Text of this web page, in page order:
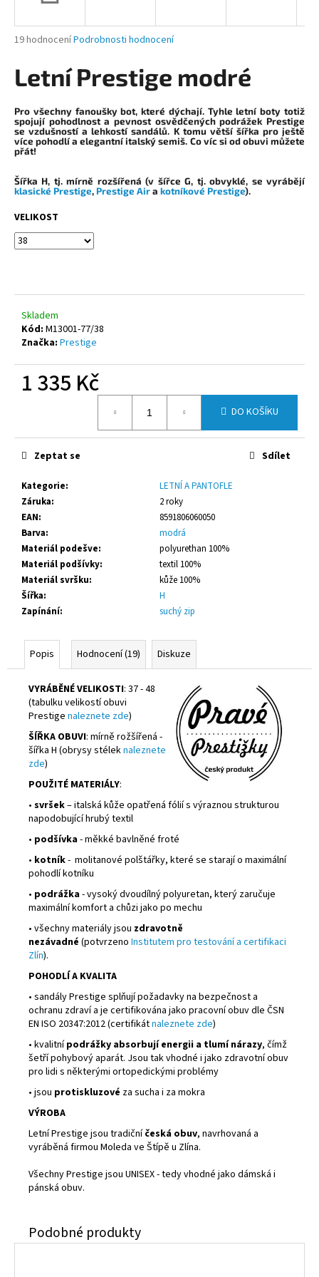
Průměrné
produktu
je
z
5
hvězdiček.
19 hodnoceníPodrobnosti hodnocení
Letní Prestige modré
Pro všechny fanoušky bot, které dýchají. Tyhle letní boty totiž
spojují pohodlnost a pevnost osvědčených podrážek Prestige
se vzdušností a lehkostí sandálů. K tomu větší šířka pro ještě
více pohodlí a elegantní italský semiš. Co víc si od obuvi můžete
přát!
Šířka H, tj. mírně rozšířená (v šířce G, tj. obvyklé, se vyrábějí
klasické Prestige, Prestige Aira kotníkové Prestige).
VELIKOST
Skladem
Kód: M13001-77/38
Značka: Prestige
1 335 Kč
DO KOŠÍKU
Kategorie:
LETNÍ A PANTOFLE
Záruka:
2 roky
EAN:
8591806060050
Barva:
modrá
Materiál podešve:
polyurethan 100%
Materiál podšívky:
textil 100%
Materiál svršku:
kůže 100%
Šířka:
H
Zapínání: suchý zip
Zeptat se Sdílet
Popis Hodnocení (19) Diskuze
VYRÁBĚNÉ VELIKOSTI: 37 - 48
(tabulku velikostí obuvi
Prestige naleznete zde)
ŠÍŘKA OBUVI: mírně rožšířená -
šířka H (obrysy stéleknaleznete
zde)
POUŽITÉ MATERIÁLY:
• svršek– italská kůže opatřená fólií s výraznou strukturou
napodobující hrubý textil
• podšívka- měkké bavlněné froté
• kotník- molitanové polštářky, které se starají o maximální
pohodlí kotníku
• podrážka- vysoký dvoudílný polyuretan, který zaručuje
maximální komfort a chůzi jako po mechu
• všechny materiály jsou zdravotně
nezávadné (potvrzeno Institutem pro testování a certifikaci
Zlín).
POHODLÍ A KVALITA
• sandály Prestige splňují požadavky na bezpečnost a
ochranu zdraví a je certifikována jako pracovní obuv dle ČSN
EN ISO 20347:2012 (certifikátnaleznete zde)
• kvalitnípodrážky absorbují energii a tlumí nárazy, čímž
šetří pohybový aparát. Jsou tak vhodné i jako zdravotní obuv
pro lidi s některými ortopedickými problémy
• jsou protiskluzové za sucha i za mokra
VÝROBA
Letní Prestige jsou tradiční česká obuv, navrhovaná a
vyráběná firmou Moleda ve Štípě u Zlína.
Všechny Prestige jsou UNISEX - tedy vhodné jako dámská i
pánská obuv.
j
t
?
o
r
u
e
m
PRESTIGE
SPORT
335
Kč